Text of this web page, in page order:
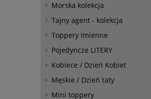
Morska kolekcja
Tajny agent - kolekcja
Toppery Imienne
Pojedyncze LITERY
Kobiece / Dzień Kobiet
Męskie / Dzień taty
Mini toppery